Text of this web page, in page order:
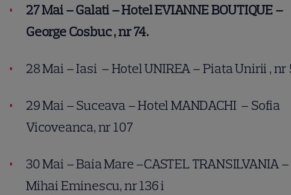
27 Mai – Galati – Hotel EVIANNE BOUTIQUE –
George Cosbuc , nr 74.
28 Mai – Iasi – Hotel UNIREA – Piata Unirii , nr
29 Mai – Suceava – Hotel MANDACHI – Sofia
Vicoveanca, nr 107
30 Mai – Baia Mare –CASTEL TRANSILVANIA –
Mihai Eminescu, nr 136 i